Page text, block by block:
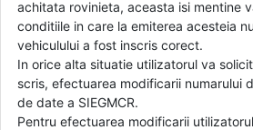
achitata rovinieta, aceasta isi mentine
conditiile in care la emiterea acesteia
vehiculului a fost inscris corect.
In orice alta situatie utilizatorul va
scris, efectuarea modificarii numarului
de date a SIEGMCR.
Pentru efectuarea modificarii